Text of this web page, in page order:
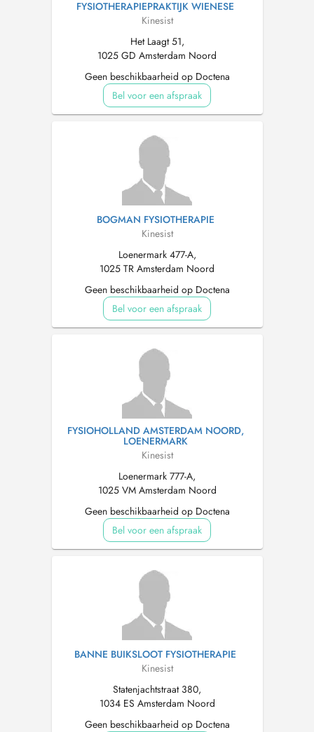
FYSIOTHERAPIEPRAKTIJK WIENESE
Kinesist
Het Laagt 51,
1025 GD Amsterdam Noord
Geen beschikbaarheid op Doctena
Bel voor een afspraak
BOGMAN FYSIOTHERAPIE
Kinesist
Loenermark 477-A,
1025 TR Amsterdam Noord
Geen beschikbaarheid op Doctena
Bel voor een afspraak
FYSIOHOLLAND AMSTERDAM NOORD,
LOENERMARK
Kinesist
Loenermark 777-A,
1025 VM Amsterdam Noord
Geen beschikbaarheid op Doctena
Bel voor een afspraak
BANNE BUIKSLOOT FYSIOTHERAPIE
Kinesist
Statenjachtstraat 380,
1034 ES Amsterdam Noord
Geen beschikbaarheid op Doctena